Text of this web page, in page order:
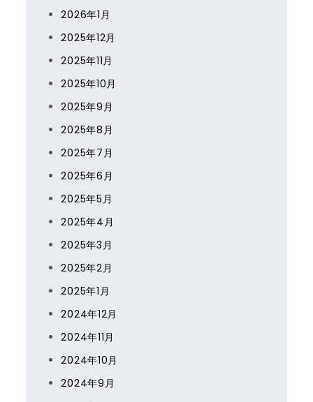
2026年1月
2025年12月
2025年11月
2025年10月
2025年9月
2025年8月
2025年7月
2025年6月
2025年5月
2025年4月
2025年3月
2025年2月
2025年1月
2024年12月
2024年11月
2024年10月
2024年9月